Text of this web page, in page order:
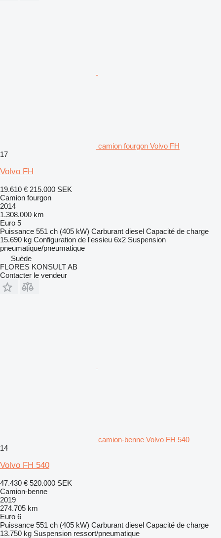
camion fourgon Volvo FH
17
Volvo FH
19.610 € 215.000 SEK
Camion fourgon
2014
1.308.000 km
Euro 5
Puissance 551 ch (405 kW) Carburant diesel Capacité de charge
15.690 kg Configuration de l'essieu 6x2 Suspension
pneumatique/pneumatique
Suède
FLORES KONSULT AB
Contacter le vendeur
camion-benne Volvo FH 540
14
Volvo FH 540
47.430 € 520.000 SEK
Camion-benne
2019
274.705 km
Euro 6
Puissance 551 ch (405 kW) Carburant diesel Capacité de charge
13.750 kg Suspension ressort/pneumatique